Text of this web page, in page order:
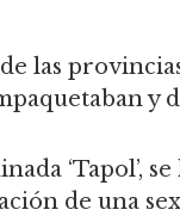
las
‘Tapol’,
de una